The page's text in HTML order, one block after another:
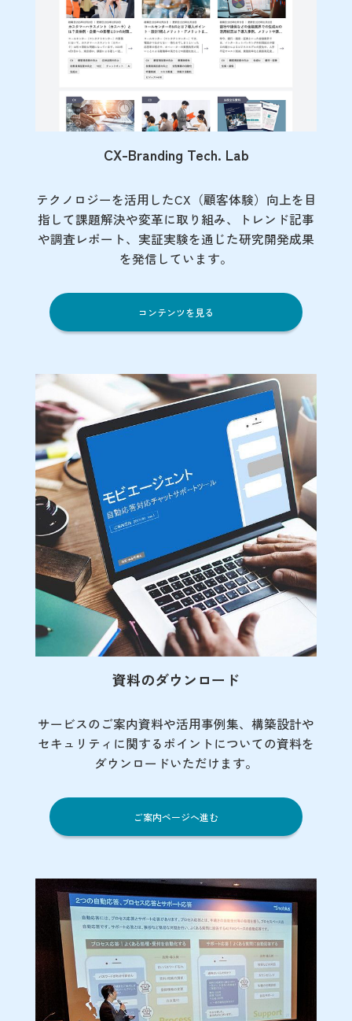
CX-Branding Tech. Lab
テクノロジーを活用したCX（顧客体験）向上を目
指して課題解決や変革に取り組み、トレンド記事
や調査レポート、実証実験を通じた研究開発成果
を発信しています。
コンテンツを見る
資料のダウンロード
サービスのご案内資料や活用事例集、 構築設計や
セキュリティに関するポイントについての資料を
ダウンロードいただけます。
ご案内ページへ進む